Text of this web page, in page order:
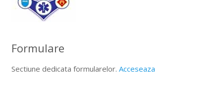
Formulare
Sectiune dedicata formularelor. Acceseaza